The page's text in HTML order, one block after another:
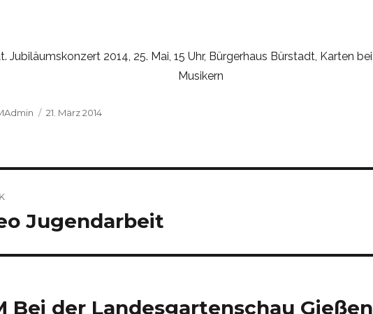
21. März 2014
Jugendarbeit
Bei der Landesgartenschau Gießen